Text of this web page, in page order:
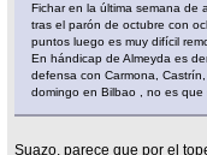
Fichar en la última semana de
tras el parón de octubre con
puntos luego es muy difícil
En hándicap de Almeyda es
defensa con Carmona,
domingo en Bilbao , no es
Suazo, parece que por el